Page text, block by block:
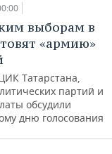
выборам в
«армию»
Татарстана,
партий и
обсудили
дню голосования